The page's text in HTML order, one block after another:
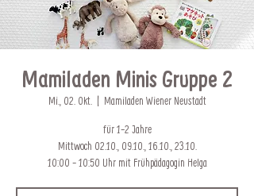
Mamiladen Minis Gruppe 2
Mi., 02. Okt.
  |
Mamiladen Wiener Neustadt
für 1-2 Jahre
Mittwoch 02.10., 09.10., 16.10., 23.10.
10:00 - 10:50 Uhr mit Frühpädagogin Helga